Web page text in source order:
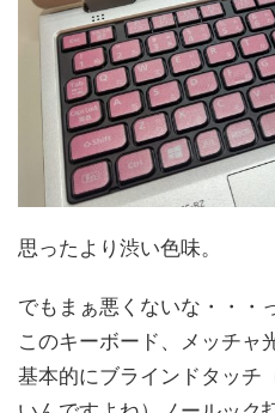
思ったより渋い色味。
でもまぁ悪くないな・・・
このキーボード、メッチャ
基本的にブラインドタッチ